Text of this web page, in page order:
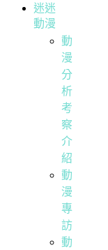
迷迷
動漫
動
漫
分
析
考
察
介
紹
動
漫
專
訪
動